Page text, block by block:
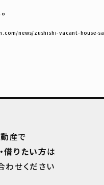
news/zushishi-vacant-house-
産で
借りたい方は
わせください